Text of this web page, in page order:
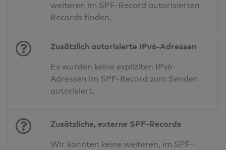
weiteren im SPF-Record autorisierten
Records finden.
Zusätzlich autorisierte IPv6-Adressen
Es wurden keine expliziten IPv6-
Adressen im SPF-Record zum Senden
autorisiert.
Zusätzliche, externe SPF-Records
Wir konnten keine weiteren, im SPF-